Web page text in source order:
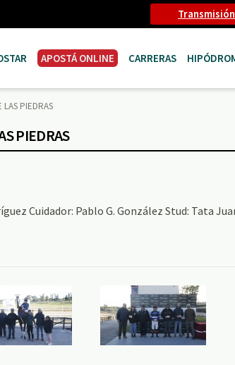
APOSTÁ ONLINE CARRERAS
LAS PIEDRAS
PIEDRAS
Cuidador: Pablo G. González Stud: Tata